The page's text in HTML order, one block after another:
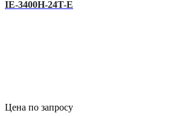
IE-3400H-24T-E
Цена по запросу